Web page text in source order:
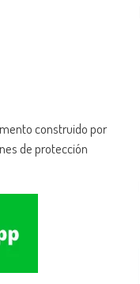
construido por
de protección